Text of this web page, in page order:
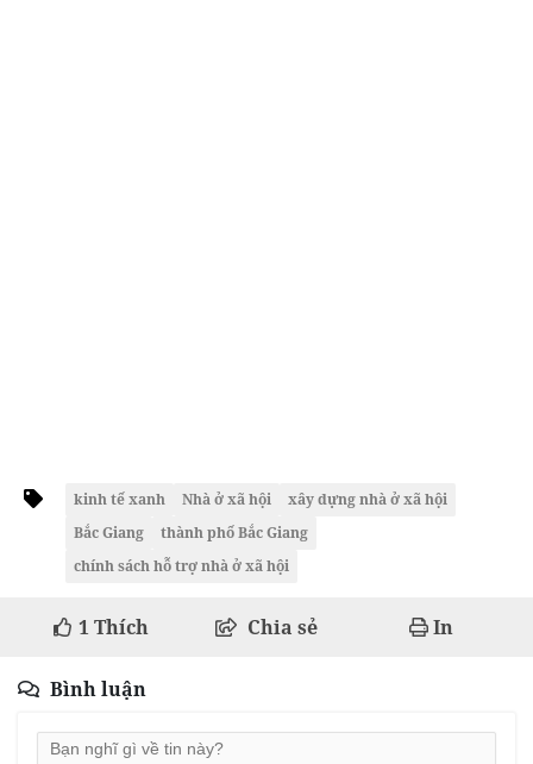
kinh tế xanh Nhà ở xã hội
xây dựng nhà ở xã hội
Bắc Giang
thành phố Bắc Giang
chính sách hỗ trợ nhà ở xã hội
1 Thích Chia sẻ In
Bình luận